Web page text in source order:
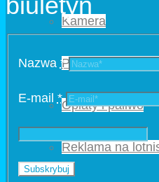
Kamera
Powierzchnia
Opłaty i paliwo
Reklama na
Nazwa *
E-mail *